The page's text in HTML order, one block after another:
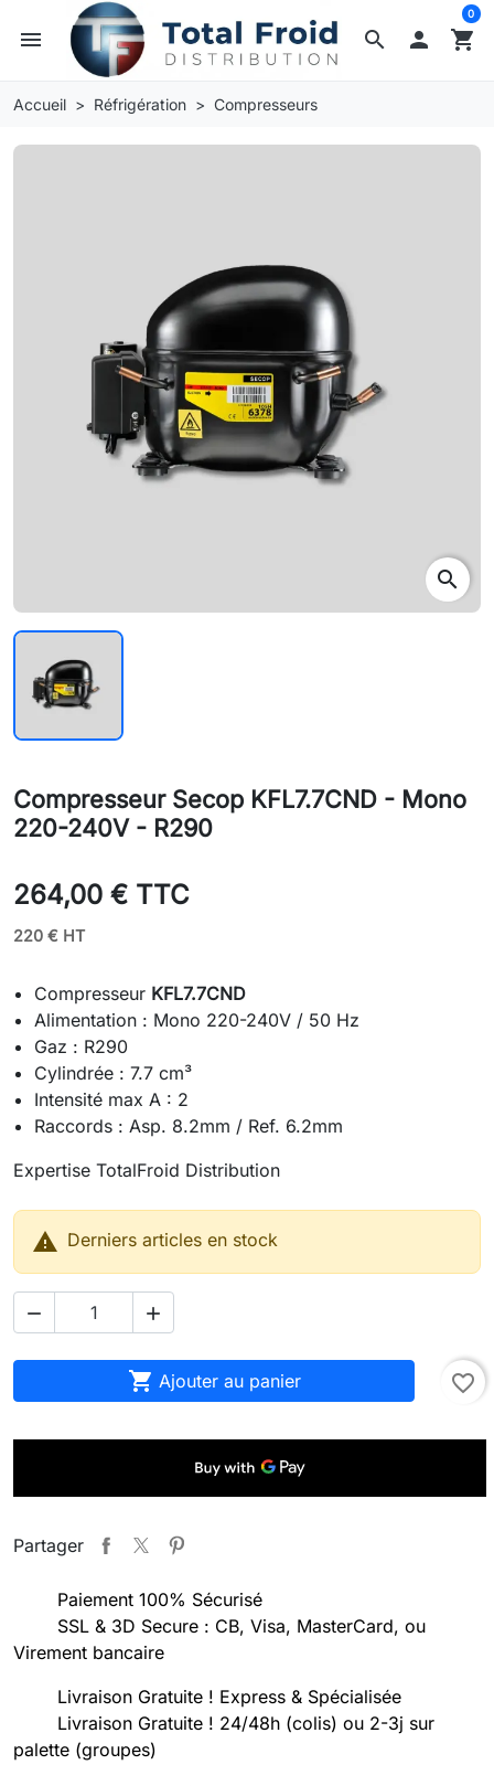
search
menu  shopping_cart
0
Accueil Réfrigération Compresseurs
search
Compresseur Secop KFL7.7CND - Mono
220-240V - R290
264,00 € TTC
220 € HT
Compresseur KFL7.7CND
Alimentation : Mono 220-240V / 50 Hz
Gaz : R290
Cylindrée : 7.7 cm³
Intensité max A : 2
Raccords : Asp. 8.2mm / Ref. 6.2mm
Expertise TotalFroid Distribution
 Derniers articles en stock
 
 Ajouter au panier favorite_border
Partager
Paiement 100% Sécurisé
SSL & 3D Secure : CB, Visa, MasterCard, ou
Virement bancaire
Livraison Gratuite ! Express & Spécialisée
Livraison Gratuite ! 24/48h (colis) ou 2-3j sur
palette (groupes)